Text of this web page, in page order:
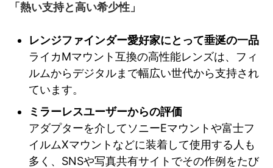
「熱い支持と高い希少性」
レンジファインダー愛好家にとって垂涎の一品
ライカMマウント互換の高性能レンズは、フィ
ルムからデジタルまで幅広い世代から支持され
ています。
ミラーレスユーザーからの評価
アダプターを介してソニーEマウントや富士フ
イルムXマウントなどに装着して使用する人も
多く、SNSや写真共有サイトでその作例をたび